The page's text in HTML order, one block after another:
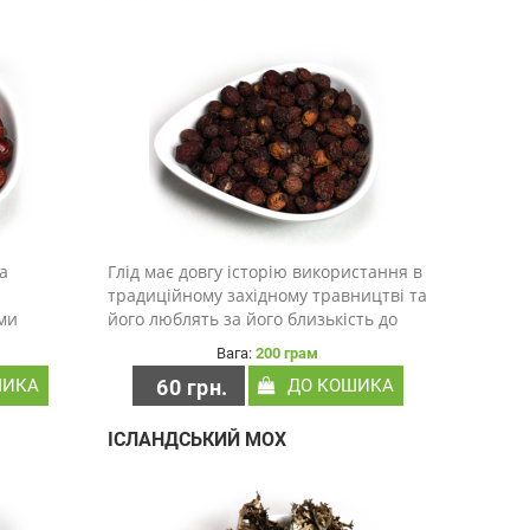
і
для
Глід має довгу історію використання в
традиційному західному травництві та
його люблять за його близькість до
monogyna протягом століть були
інгредієнтом джемів, вин, сердечних
напоїв і ц..
Вага: 200 грам
60 грн. ДО КОШИКА
ІСЛАНДСЬКИЙ МОХ